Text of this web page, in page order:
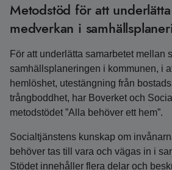
Metodstöd för att
medverkan i
För att underlätta samarbetet mellan
samhällsplaneringen i kommunen, i
hemlöshet, utestängning från
trångboddhet, har Boverket och
metodstödet ”Alla behöver ett hem”.
Socialtjänstens kunskap om
behöver tas till vara och vägas in i
Stödet innehåller flera delar och